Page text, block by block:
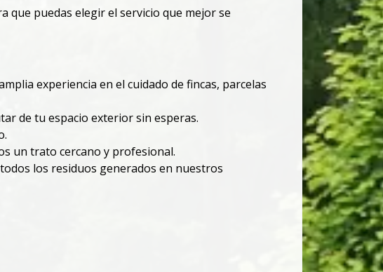
puedas elegir el servicio que mejor se
experiencia en el cuidado de fincas, parcelas
de tu espacio exterior sin esperas.
un trato cercano y profesional.
los residuos generados en nuestros